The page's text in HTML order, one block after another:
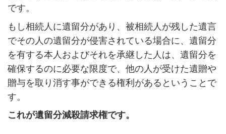
です。
もし相続人に遺留分があり、被相続人が残した遺言
でその人の遺留分が侵害されている場合に、遺留分
を有する本人およびそれを承継した人は、遺留分を
確保するのに必要な限度で、他の人が受けた遺贈や
贈与を取り消す事ができる権利があるということで
す。
これが遺留分減殺請求権です。